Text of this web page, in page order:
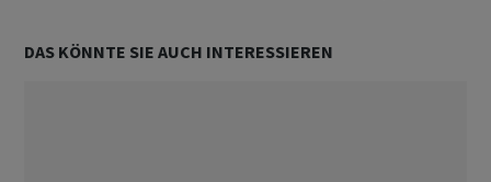
DAS KÖNNTE SIE AUCH INTERESSIEREN